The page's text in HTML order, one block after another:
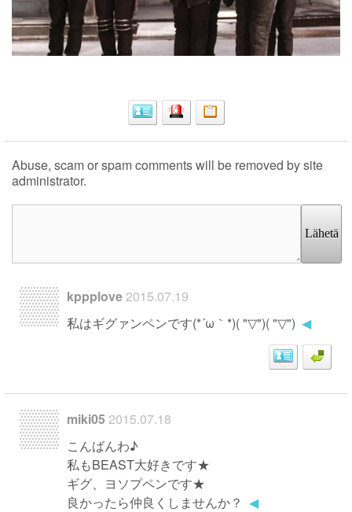
Abuse, scam or spam comments will be removed by site
administrator.
Lähetä
kppplove2015.07.19
私はギグァンペンです(*´ω｀*)( "▽")( "▽") ◀
miki05 2015.07.18
こんばんわ♪
私もBEAST大好きです★
ギグ、ヨソプペンです★
良かったら仲良くしませんか？ ◀